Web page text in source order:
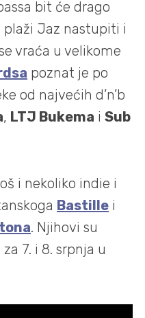
bit će drago
plaži Jaz nastupiti i
vraća u velikome
poznat je po
od najvećih d’n’b
, LTJ Bukema i Sub
i nekoliko indie i
Bastille i
. Njihovi su
7. i 8. srpnja u